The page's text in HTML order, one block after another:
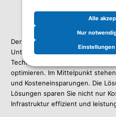
Der finanzielle Druck auf IT-
Unternehmen stehen vor der
Technologien zu integrieren und
optimieren. Im Mittelpunkt
und Kosteneinsparungen. Die
Lösungen sparen Sie nicht nur
Infrastruktur effizient und
Alle
Nur